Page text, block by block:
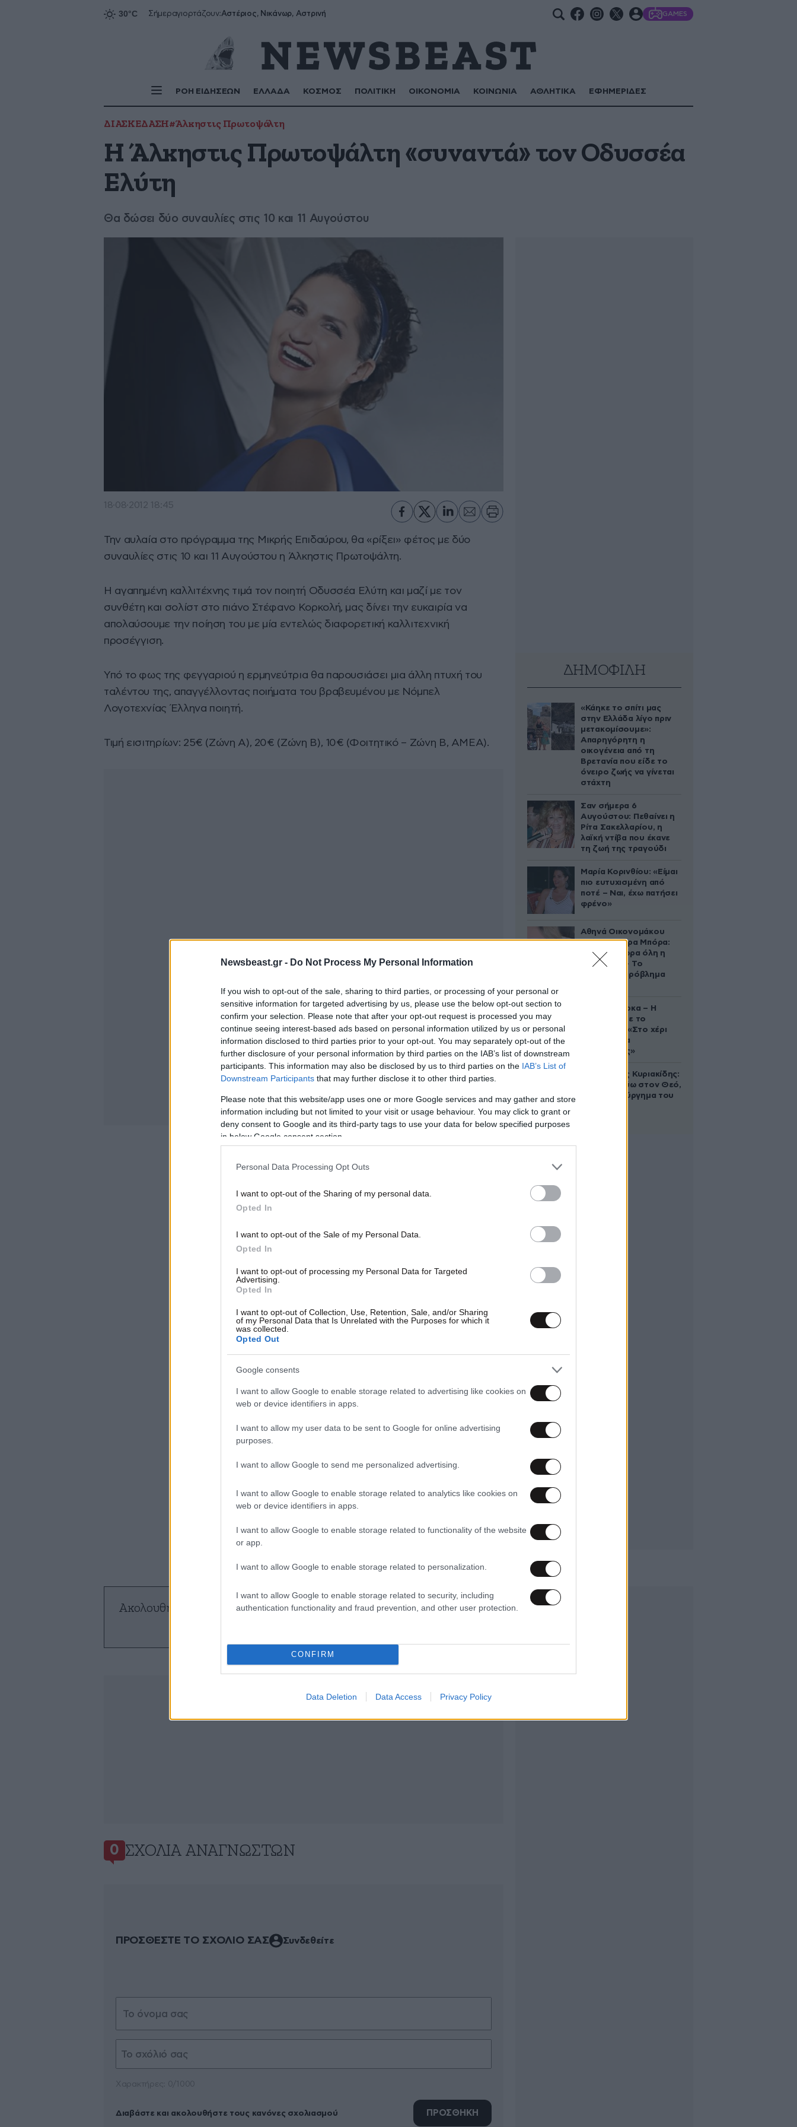
Newsbeast.gr - Do Not Process My Personal Information
If you wish to opt-out of the sale, sharing to third parties, or processing of your personal or
sensitive information for targeted advertising by us, please use the below opt-out section to
confirm your selection. Please note that after your opt-out request is processed you may
continue seeing interest-based ads based on personal information utilized by us or personal
information disclosed to third parties prior to your opt-out. You may separately opt-out of the
further disclosure of your personal information by third parties on the IAB’s list of downstream
participants. This information may also be disclosed by us to third parties on the IAB’s List of
Downstream Participants that may further disclose it to other third parties.
Please note that this website/app uses one or more Google services and may gather and store
information including but not limited to your visit or usage behaviour. You may click to grant or
deny consent to Google and its third-party tags to use your data for below specified purposes
in below Google consent section.
Personal Data Processing Opt Outs
I want to opt-out of the Sharing of my personal data.
Opted In
I want to opt-out of the Sale of my Personal Data.
Opted In
I want to opt-out of processing my Personal Data for Targeted
Advertising.
Opted In
I want to opt-out of Collection, Use, Retention, Sale, and/or Sharing
of my Personal Data that Is Unrelated with the Purposes for which it
was collected.
Opted Out
Google consents
I want to allow Google to enable storage related to advertising like cookies on
web or device identifiers in apps.
I want to allow my user data to be sent to Google for online advertising
purposes.
I want to allow Google to send me personalized advertising.
I want to allow Google to enable storage related to analytics like cookies on
web or device identifiers in apps.
I want to allow Google to enable storage related to functionality of the website
or app.
I want to allow Google to enable storage related to personalization.
I want to allow Google to enable storage related to security, including
authentication functionality and fraud prevention, and other user protection.
CONFIRM
Data Deletion Data Access Privacy Policy
Σήμεραγιορτάζουν:Αστέριος, Νικάνωρ, Αστρινή GAMES
ΡΟΗ ΕΙΔΗΣΕΩΝ ΕΛΛΑΔΑ ΚΟΣΜΟΣ ΠΟΛΙΤΙΚΗ ΟΙΚΟΝΟΜΙΑ ΚΟΙΝΩΝΙΑ ΑΘΛΗΤΙΚΑ ΕΦΗΜΕΡΙΔΕΣ
ΔΙΑΣΚΕΔΑΣΗ#Άλκηστις Πρωτοψάλτη
Η Άλκηστις Πρωτοψάλτη «συναντά» τον Οδυσσέα
Ελύτη
Θα δώσει δύο συναυλίες στις 10 και 11 Αυγούστου
18·08·2012 18:45
Την αυλαία στο πρόγραμμα της Μικρής Επιδαύρου, θα «ρίξει» φέτος με δύο
συναυλίες στις 10 και 11 Αυγούστου η Άλκηστις Πρωτοψάλτη.
Η αγαπημένη καλλιτέχνης τιμά τον ποιητή Οδυσσέα Ελύτη και μαζί με τον
συνθέτη και σολίστ στο πιάνο Στέφανο Κορκολή, μας δίνει την ευκαιρία να
απολαύσουμε την ποίηση του με μία εντελώς διαφορετική καλλιτεχνική
προσέγγιση.
Υπό το φως της φεγγαριού η ερμηνεύτρια θα παρουσιάσει μια άλλη πτυχή του
ταλέντου της, απαγγέλλοντας ποιήματα του βραβευμένου με Νόμπελ
Λογοτεχνίας Έλληνα ποιητή.
Τιμή εισιτηρίων: 25€ (Ζώνη Α), 20€ (Ζώνη Β), 10€ (Φοιτητικό – Ζώνη Β, ΑΜΕΑ).
ΔΗΜΟΦΙΛΗ
«Κάηκε το σπίτι μας
στην Ελλάδα λίγο πριν
μετακομίσουμε»:
Απαρηγόρητη η
οικογένεια από τη
Βρετανία που είδε το
όνειρο ζωής να γίνεται
στάχτη
Σαν σήμερα 6
Αυγούστου: Πεθαίνει η
Ρίτα Σακελλαρίου, η
λαϊκή ντίβα που έκανε
τη ζωή της τραγούδι
Μαρία Κορινθίου: «Είμαι
πιο ευτυχισμένη από
ποτέ – Ναι, έχω πατήσει
φρένο»
Αθηνά Οικονομάκου
από τα Μπόρα Μπόρα:
«Έσκασε τώρα όλη η
κούραση» – Το
απρόοπτο πρόβλημα
Δανάη Μπάρκα – Η
ανάρτηση με το
σάντουιτς: «Στο χέρι
σου είναι να
αδυνατίσεις»
Βλαδίμηρος Κυριακίδης:
«Δεν πιστεύω στον Θεό,
είναι δημιούργημα του
Ακολουθήστε το NEWSBEASTστοGoogle Newsκαι μάθετε πρώτοι
0 ΣΧΌΛΙΑ ΑΝΑΓΝΩΣΤΏΝ
ΠΡΟΣΘΕΣΤΕ ΤΟ ΣΧΟΛΙΟ ΣΑΣ Συνδεθείτε
Διαβάστε και ακολουθήστε τους κανόνες σχολιασμού ΠΡΟΣΘΗΚΗ